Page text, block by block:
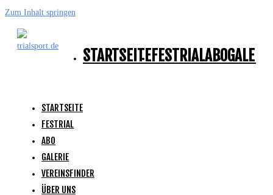
Zum Inhalt springen
STARTSEITEFESTRIALABOGALERIE
STARTSEITE
FESTRIAL
ABO
GALERIE
VEREINSFINDER
ÜBER UNS